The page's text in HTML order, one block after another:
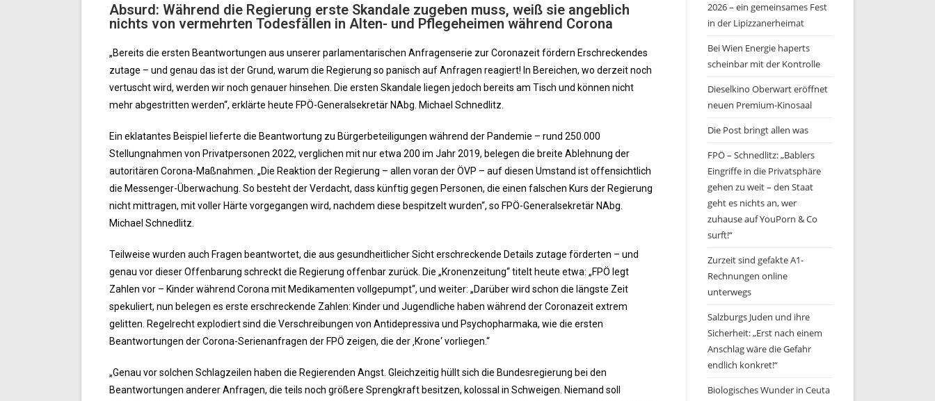
Absurd: Während die Regierung erste Skandale zugeben muss, weiß sie angeblich
nichts von vermehrten Todesfällen in Alten- und Pflegeheimen während Corona
„Bereits die ersten Beantwortungen aus unserer parlamentarischen Anfragenserie zur Coronazeit fördern Erschreckendes
zutage – und genau das ist der Grund, warum die Regierung so panisch auf Anfragen reagiert! In Bereichen, wo derzeit noch
vertuscht wird, werden wir noch genauer hinsehen. Die ersten Skandale liegen jedoch bereits am Tisch und können nicht
mehr abgestritten werden“, erklärte heute FPÖ-Generalsekretär NAbg. Michael Schnedlitz.
Ein eklatantes Beispiel lieferte die Beantwortung zu Bürgerbeteiligungen während der Pandemie – rund 250.000
Stellungnahmen von Privatpersonen 2022, verglichen mit nur etwa 200 im Jahr 2019, belegen die breite Ablehnung der
autoritären Corona-Maßnahmen. „Die Reaktion der Regierung – allen voran der ÖVP – auf diesen Umstand ist offensichtlich
die Messenger-Überwachung. So besteht der Verdacht, dass künftig gegen Personen, die einen falschen Kurs der Regierung
nicht mittragen, mit voller Härte vorgegangen wird, nachdem diese bespitzelt wurden“, so FPÖ-Generalsekretär NAbg.
Michael Schnedlitz.
Teilweise wurden auch Fragen beantwortet, die aus gesundheitlicher Sicht erschreckende Details zutage förderten – und
genau vor dieser Offenbarung schreckt die Regierung offenbar zurück. Die „Kronenzeitung“ titelt heute etwa: „FPÖ legt
Zahlen vor – Kinder während Corona mit Medikamenten vollgepumpt“, und weiter: „Darüber wird schon die längste Zeit
spekuliert, nun belegen es erste erschreckende Zahlen: Kinder und Jugendliche haben während der Coronazeit extrem
gelitten. Regelrecht explodiert sind die Verschreibungen von Antidepressiva und Psychopharmaka, wie die ersten
Beantwortungen der Corona-Serienanfragen der FPÖ zeigen, die der ‚Krone‘ vorliegen.“
„Genau vor solchen Schlagzeilen haben die Regierenden Angst. Gleichzeitig hüllt sich die Bundesregierung bei den
Beantwortungen anderer Anfragen, die teils noch größere Sprengkraft besitzen, kolossal in Schweigen. Niemand soll
2026 – ein gemeinsames Fest
in der Lipizzanerheimat
Bei Wien Energie haperts
scheinbar mit der Kontrolle
Dieselkino Oberwart eröffnet
neuen Premium-Kinosaal
Die Post bringt allen was
FPÖ – Schnedlitz: „Bablers
Eingriffe in die Privatsphäre
gehen zu weit – den Staat
geht es nichts an, wer
zuhause auf YouPorn & Co
surft!“
Zurzeit sind gefakte A1-
Rechnungen online
unterwegs
Salzburgs Juden und ihre
Sicherheit: „Erst nach einem
Anschlag wäre die Gefahr
endlich konkret!“
Biologisches Wunder in Ceuta